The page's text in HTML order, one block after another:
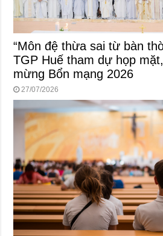
“Môn đệ thừa sai từ bàn
TGP Huế tham dự họp
mừng Bổn mạng 2026
27/07/2026